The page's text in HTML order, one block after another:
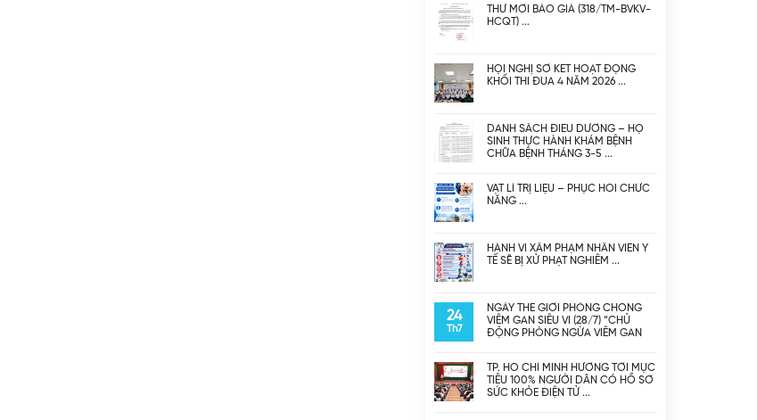
THƯ MỜI BÁO GIÁ (318/TM-BVKV-
HCQT)
HỘI NGHỊ SƠ KẾT HOẠT ĐỘNG
KHỐI THI ĐUA 4 NĂM 2026
DANH SÁCH ĐIỀU DƯỠNG – HỘ
SINH THỰC HÀNH KHÁM BỆNH
CHỮA BỆNH THÁNG 3-5
VẬT LÍ TRỊ LIỆU – PHỤC HỒI CHỨC
NĂNG
HÀNH VI XÂM PHẠM NHÂN VIÊN Y
TẾ SẼ BỊ XỬ PHẠT NGHIÊM
24
Th7
NGÀY THẾ GIỚI PHÒNG CHỐNG
VIÊM GAN SIÊU VI (28/7) “CHỦ
ĐỘNG PHÒNG NGỪA VIÊM GAN
TP. HỒ CHÍ MINH HƯỚNG TỚI MỤC
TIÊU 100% NGƯỜI DÂN CÓ HỒ SƠ
SỨC KHỎE ĐIỆN TỬ